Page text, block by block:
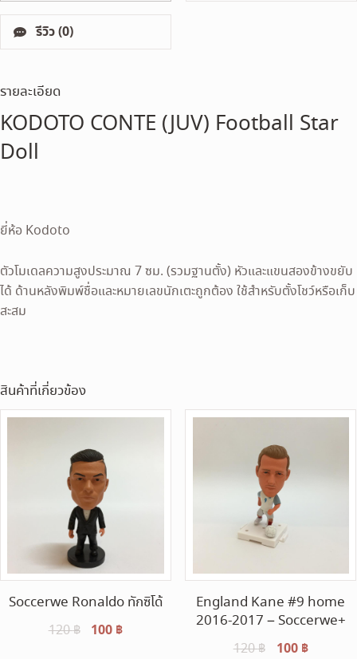
รีวิว (0)
รายละเอียด
KODOTO CONTE (JUV) Football Star
Doll
ยี่ห้อ Kodoto
ตัวโมเดลความสูงประมาณ 7 ซม. (รวมฐานตั้ง) หัวและแขนสองข้างขยับ
ได้ ด้านหลังพิมพ์ชื่อและหมายเลขนักเตะถูกต้อง ใช้สำหรับตั้งโชว์หรือเก็บ
สะสม
สินค้าที่เกี่ยวข้อง
Soccerwe Ronaldo ทักซิโด้
120฿
Original
100 ฿Current
England Kane #9 home
2016-2017 – Soccerwe+
120฿
Original
100 ฿Current